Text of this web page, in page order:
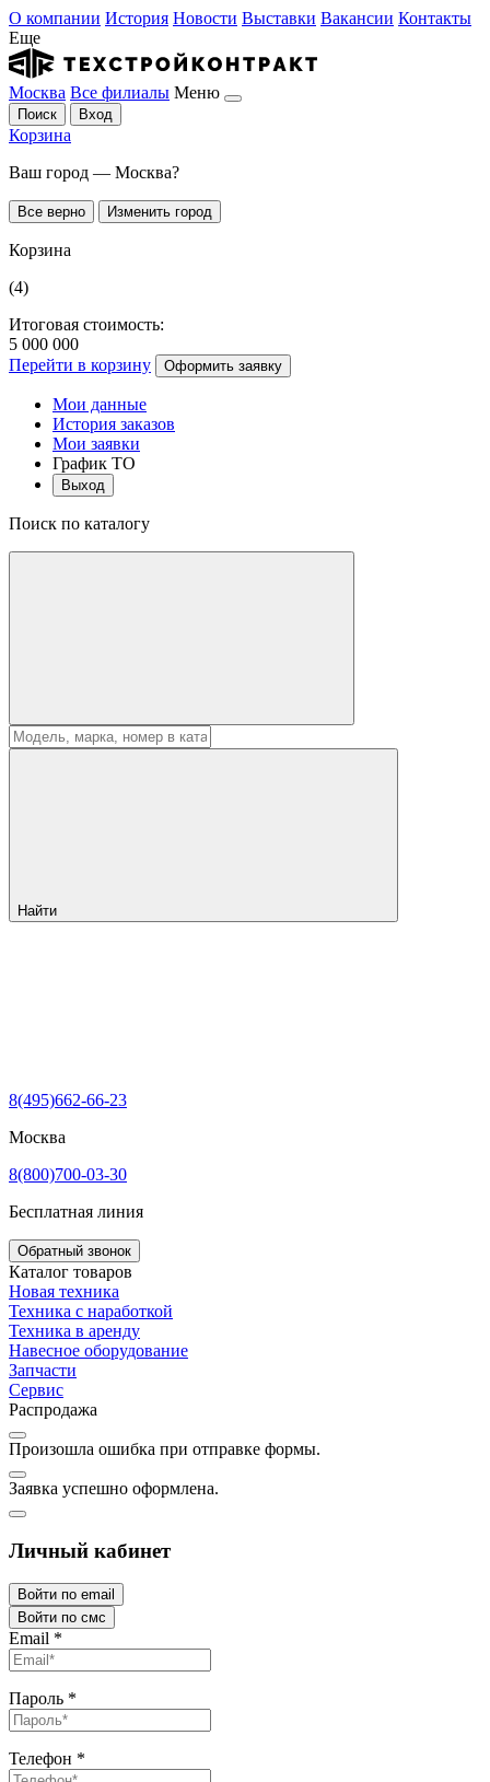
О компании История Новости Выставки Вакансии Контакты
Еще
Москва Все филиалы Меню
Поиск Вход
Корзина
Ваш город — Москва?
Все верно Изменить город
Корзина
(4)
Итоговая стоимость:
5 000 000
Перейти в корзину
Оформить заявку
Мои данные
История заказов
Мои заявки
График ТО
Выход
Поиск по каталогу
Найти
8(495)662-66-23
Москва
8(800)700-03-30
Бесплатная линия
Обратный звонок
Каталог товаров
Новая техника
Техника с наработкой
Техника в аренду
Навесное оборудование
Запчасти
Сервис
Распродажа
Произошла ошибка при отправке формы.
Заявка успешно оформлена.
Личный кабинет
Войти по email
Войти по смс
Email *
Пароль *
Телефон *